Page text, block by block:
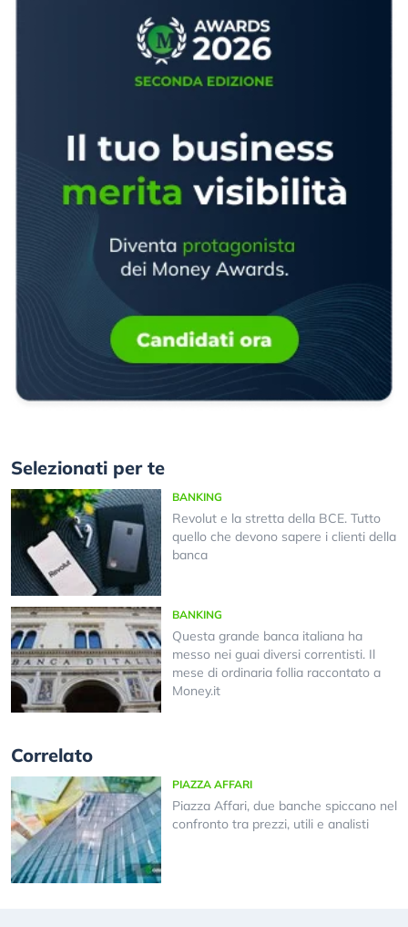
Selezionati per te
BANKING
Revolut e la stretta della BCE. Tutto
quello che devono sapere i clienti della
banca
BANKING
Questa grande banca italiana ha
messo nei guai diversi correntisti. Il
mese di ordinaria follia raccontato a
Money.it
Correlato
PIAZZA AFFARI
Piazza Affari, due banche spiccano nel
confronto tra prezzi, utili e analisti